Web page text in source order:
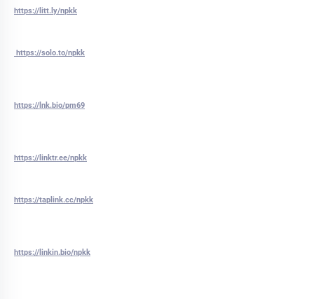
https://litt.ly/npkk
https://solo.to/npkk
https://lnk.bio/pm69
https://linktr.ee/npkk
https://taplink.cc/npkk
https://linkin.bio/npkk